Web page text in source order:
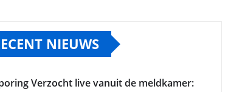
NIEUWS
Verzocht live vanuit de meldkamer: